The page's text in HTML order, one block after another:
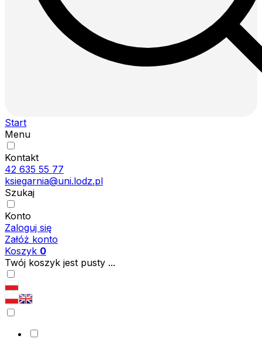
Start
Menu
Kontakt
42 635 55 77
ksiegarnia@uni.lodz.pl
Szukaj
Konto
Zaloguj się
Załóż konto
Koszyk 0
Twój koszyk jest pusty ...